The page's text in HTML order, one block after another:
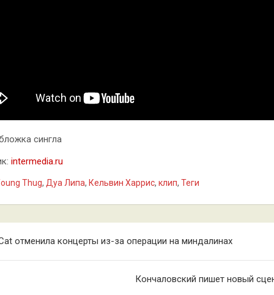
сингла
intermedia.ru
Thug, Дуа Липа, Кельвин Харрис, клип, Теги
отменила концерты из-за операции на миндалинах
Кончаловский пишет новый